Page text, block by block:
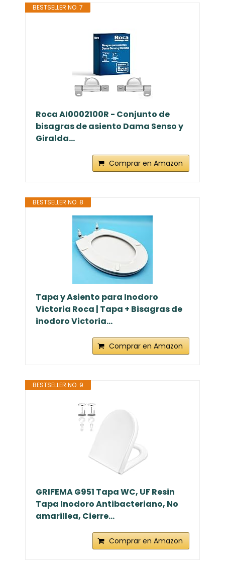
BESTSELLER NO. 7
Roca AI0002100R - Conjunto de
bisagras de asiento Dama Senso y
Giralda...
Comprar en Amazon
BESTSELLER NO. 8
Tapa y Asiento para Inodoro
Victoria Roca | Tapa + Bisagras de
inodoro Victoria...
Comprar en Amazon
BESTSELLER NO. 9
GRIFEMA G951 Tapa WC, UF Resin
Tapa Inodoro Antibacteriano, No
amarillea, Cierre...
Comprar en Amazon